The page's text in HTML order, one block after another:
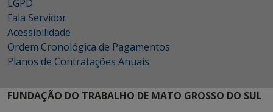
LGPD
Fala Servidor
Acessibilidade
Ordem Cronológica de Pagamentos
Planos de Contratações Anuais
FUNDAÇÃO DO TRABALHO DE MATO GROSSO DO SUL